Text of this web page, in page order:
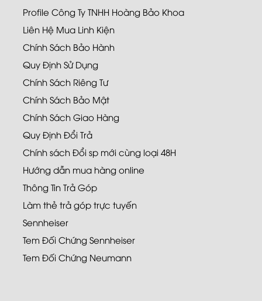
Profile Công Ty TNHH Hoàng Bảo Khoa
Liên Hệ Mua Linh Kiện
Chính Sách Bảo Hành
Quy Định Sử Dụng
Chính Sách Riêng Tư
Chính Sách Bảo Mật
Chính Sách Giao Hàng
Quy Định Đổi Trả
Chính sách Đổi sp mới cùng loại 48H
Hướng dẫn mua hàng online
Thông Tin Trả Góp
Làm thẻ trả góp trực tuyến
Sennheiser
Tem Đối Chứng Sennheiser
Tem Đối Chứng Neumann